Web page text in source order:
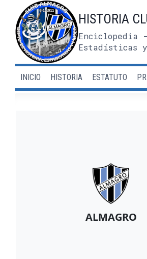
contenido
HISTORIA
Enciclopedia
Estadísticas y
INICIO HISTORIA ESTATUTO
ALMAGRO